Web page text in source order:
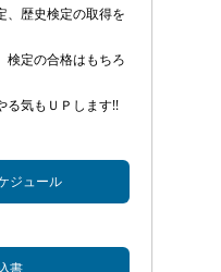
、歴史検定の取得を
検定の合格はもちろ
る気もＵＰします!!
ジュール
書